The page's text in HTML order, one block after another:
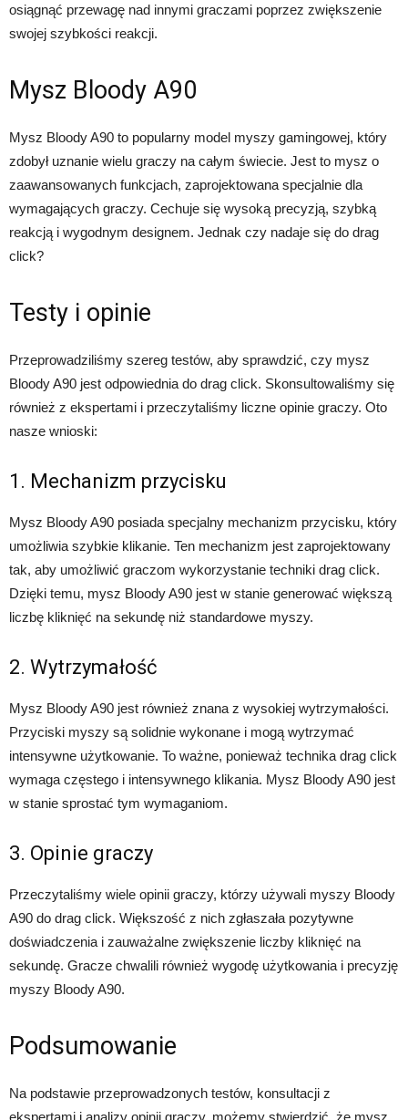
osiągnąć przewagę nad innymi graczami poprzez zwiększenie
swojej szybkości reakcji.
Mysz Bloody A90
Mysz Bloody A90 to popularny model myszy gamingowej, który
zdobył uznanie wielu graczy na całym świecie. Jest to mysz o
zaawansowanych funkcjach, zaprojektowana specjalnie dla
wymagających graczy. Cechuje się wysoką precyzją, szybką
reakcją i wygodnym designem. Jednak czy nadaje się do drag
click?
Testy i opinie
Przeprowadziliśmy szereg testów, aby sprawdzić, czy mysz
Bloody A90 jest odpowiednia do drag click. Skonsultowaliśmy się
również z ekspertami i przeczytaliśmy liczne opinie graczy. Oto
nasze wnioski:
1. Mechanizm przycisku
Mysz Bloody A90 posiada specjalny mechanizm przycisku, który
umożliwia szybkie klikanie. Ten mechanizm jest zaprojektowany
tak, aby umożliwić graczom wykorzystanie techniki drag click.
Dzięki temu, mysz Bloody A90 jest w stanie generować większą
liczbę kliknięć na sekundę niż standardowe myszy.
2. Wytrzymałość
Mysz Bloody A90 jest również znana z wysokiej wytrzymałości.
Przyciski myszy są solidnie wykonane i mogą wytrzymać
intensywne użytkowanie. To ważne, ponieważ technika drag click
wymaga częstego i intensywnego klikania. Mysz Bloody A90 jest
w stanie sprostać tym wymaganiom.
3. Opinie graczy
Przeczytaliśmy wiele opinii graczy, którzy używali myszy Bloody
A90 do drag click. Większość z nich zgłaszała pozytywne
doświadczenia i zauważalne zwiększenie liczby kliknięć na
sekundę. Gracze chwalili również wygodę użytkowania i precyzję
myszy Bloody A90.
Podsumowanie
Na podstawie przeprowadzonych testów, konsultacji z
ekspertami i analizy opinii graczy, możemy stwierdzić, że mysz